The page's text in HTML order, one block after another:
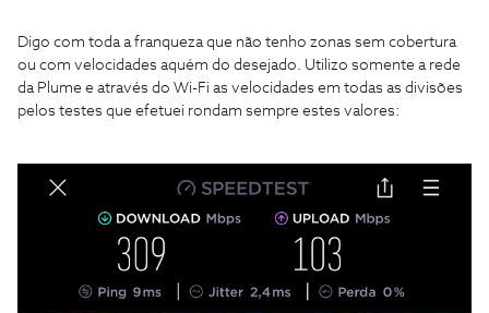
Digo com toda a franqueza que não tenho zonas sem cobertura
ou com velocidades aquém do desejado. Utilizo somente a rede
da Plume e através do Wi-Fi as velocidades em todas as divisões
pelos testes que efetuei rondam sempre estes valores: